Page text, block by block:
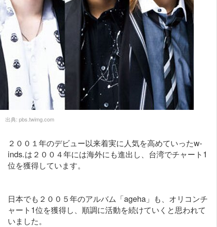
出典: pbs.twimg.com
２００１年のデビュー以来着実に人気を高めていったw-
inds.は２００４年には海外にも進出し、台湾でチャート1
位を獲得しています。
日本でも２００５年のアルバム「ageha」も、オリコンチ
ャート1位を獲得し、順調に活動を続けていくと思われて
いました。